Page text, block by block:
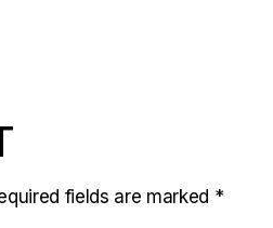
fields are marked *